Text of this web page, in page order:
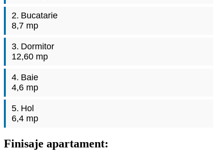
2. Bucatarie
8,7 mp
3. Dormitor
12,60 mp
4. Baie
4,6 mp
5. Hol
6,4 mp
Finisaje apartament: